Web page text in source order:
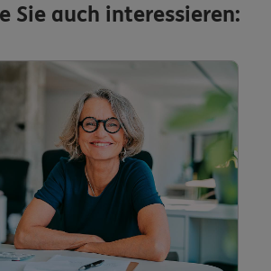
Sie auch interessieren: